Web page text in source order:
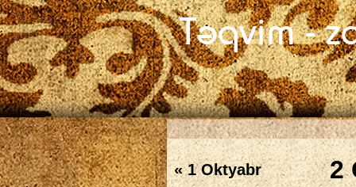
« 1 Oktyabr 2